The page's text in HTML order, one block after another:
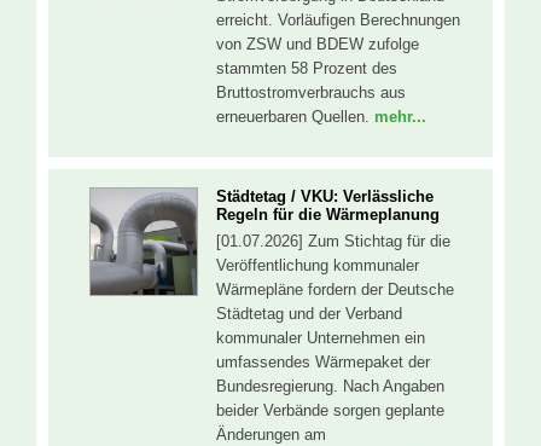
erreicht. Vorläufigen Berechnungen
von ZSW und BDEW zufolge
stammten 58 Prozent des
Bruttostromverbrauchs aus
erneuerbaren Quellen. mehr...
Städtetag / VKU: Verlässliche
Regeln für die Wärmeplanung
[01.07.2026] Zum Stichtag für die
Veröffentlichung kommunaler
Wärmepläne fordern der Deutsche
Städtetag und der Verband
kommunaler Unternehmen ein
umfassendes Wärmepaket der
Bundesregierung. Nach Angaben
beider Verbände sorgen geplante
Änderungen am